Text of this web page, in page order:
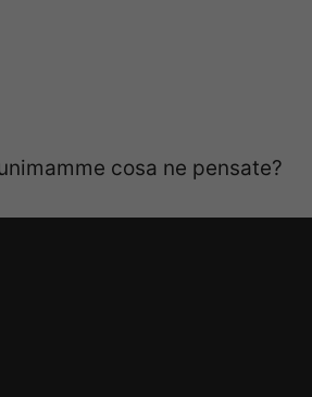
cosa ne pensate?